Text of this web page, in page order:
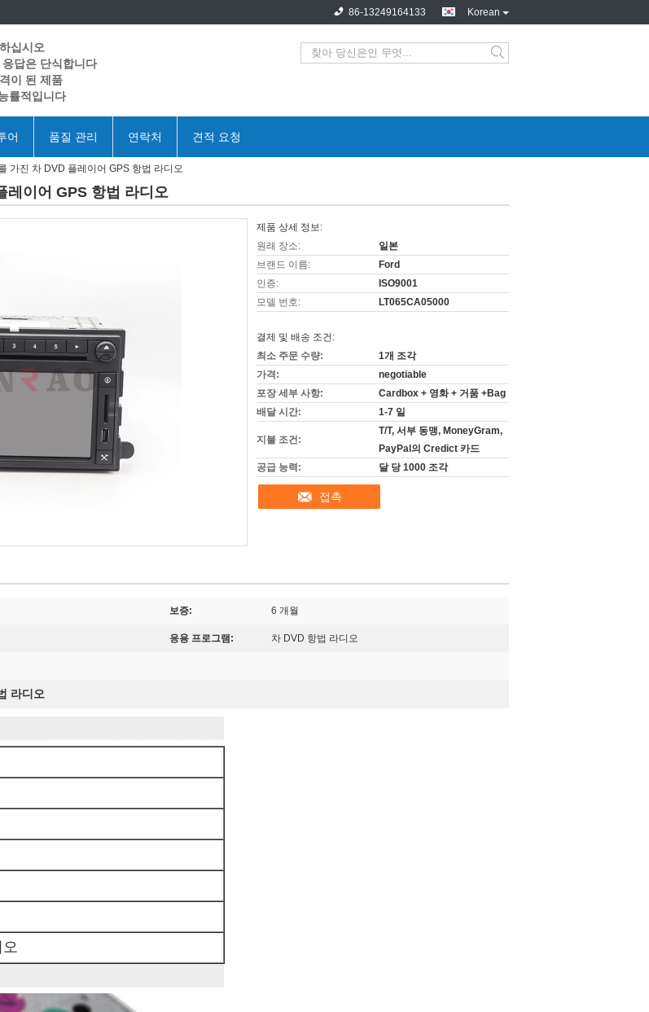
Korean
86-13249164133
십시오
답은 단식합니다
이 된 제품
률적입니다
어 품질 관리 연락처 견적 요청
가진 차 DVD 플레이어 GPS 항법 라디오
레이어 GPS 항법 라디오
제품 상세 정보:
원래 장소:
일본
브랜드 이름:
Ford
인증:
ISO9001
모델 번호:
LT065CA05000
결제 및 배송 조건:
최소 주문 수량:
1개 조각
가격:
negotiable
포장 세부 사항:
Cardbox + 영화 + 거품 +Bag
배달 시간:
1-7 일
지불 조건:
T/T, 서부 동맹, MoneyGram,
PayPal의 Credict 카드
공급 능력:
달 당 1000 조각
접촉
보증: 6 개월
응용 프로그램: 차 DVD 항법 라디오
라디오